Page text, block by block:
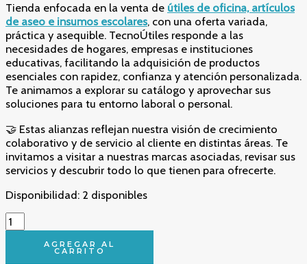
Tienda enfocada en la venta de útiles de oficina, artículos
de aseo e insumos escolares, con una oferta variada,
práctica y asequible. TecnoÚtiles responde a las
necesidades de hogares, empresas e instituciones
educativas, facilitando la adquisición de productos
esenciales con rapidez, confianza y atención personalizada.
Te animamos a explorar su catálogo y aprovechar sus
soluciones para tu entorno laboral o personal.
🤝 Estas alianzas reflejan nuestra visión de crecimiento
colaborativo y de servicio al cliente en distintas áreas. Te
invitamos a visitar a nuestras marcas asociadas, revisar sus
servicios y descubrir todo lo que tienen para ofrecerte.
Disponibilidad: 2 disponibles
Encanto
Puro
AGREGAR AL
CARRITO